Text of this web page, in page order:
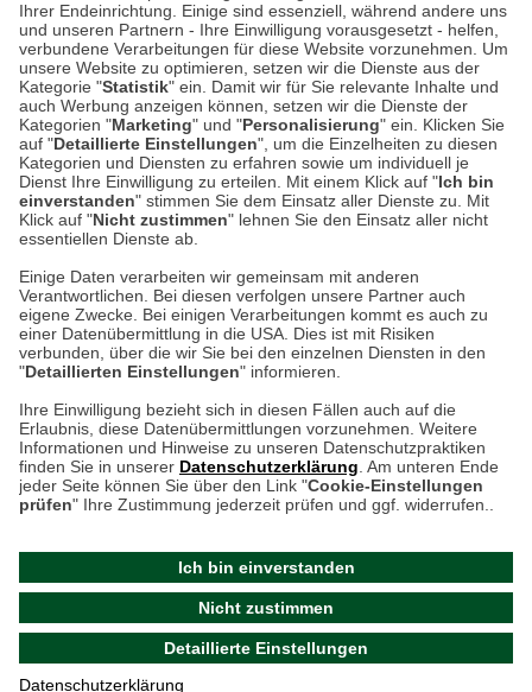
Ihrer Endeinrichtung. Einige sind essenziell, während andere uns
und unseren Partnern - Ihre Einwilligung vorausgesetzt - helfen,
verbundene Verarbeitungen für diese Website vorzunehmen. Um
unsere Website zu optimieren, setzen wir die Dienste aus der
Kategorie "Statistik" ein. Damit wir für Sie relevante Inhalte und
auch Werbung anzeigen können, setzen wir die Dienste der
Kategorien "Marketing" und "Personalisierung" ein. Klicken Sie
auf "Detaillierte Einstellungen", um die Einzelheiten zu diesen
Kategorien und Diensten zu erfahren sowie um individuell je
Dienst Ihre Einwilligung zu erteilen. Mit einem Klick auf "Ich bin
einverstanden" stimmen Sie dem Einsatz aller Dienste zu. Mit
Klick auf "Nicht zustimmen" lehnen Sie den Einsatz aller nicht
essentiellen Dienste ab.
Einige Daten verarbeiten wir gemeinsam mit anderen
Verantwortlichen. Bei diesen verfolgen unsere Partner auch
eigene Zwecke. Bei einigen Verarbeitungen kommt es auch zu
einer Datenübermittlung in die USA. Dies ist mit Risiken
verbunden, über die wir Sie bei den einzelnen Diensten in den
"Detaillierten Einstellungen" informieren.
Ihre Einwilligung bezieht sich in diesen Fällen auch auf die
Erlaubnis, diese Datenübermittlungen vorzunehmen. Weitere
Informationen und Hinweise zu unseren Datenschutzpraktiken
finden Sie in unserer Datenschutzerklärung . Am unteren Ende
jeder Seite können Sie über den Link "Cookie-Einstellungen
prüfen" Ihre Zustimmung jederzeit prüfen und ggf. widerrufen..
Ich bin einverstanden
Nicht zustimmen
Detaillierte Einstellungen
Datenschutzerklärung
Auf dem Steinbüchel 6
53340 Meckenheim
Montag bis Samstag 9:00 Uhr bis 18:00 Uhr
weitere Information
Hier finden Sie uns im Netz
Kontakt
Umwelt und Entsorgung
Zur Echtheit von Bewertungen
Hinweisgeber-Schutzgesetz
Barrierefreiheit unserer Website
Aktuelle Cookie-Einstellungen prüfen
am 09.08.2026 um 16:47
2024 THE BRITISH SHOP
Versandhandel GmbH & Co. KG
Cookie-Einstellungen in Ihrem Browser
ACHTUNG!
Ihr Browser speichert aktuell keine Cookies!
Leider können Sie in diesem Fall unseren Online-Shop
Bitte stellen Sie sicher, dass Ihr Browser unsere funktionalen
Cookies für die Dauer Ihres Besuchs auf unserer Website
akzeptiert. Unabhängig davon können Sie entscheiden,
welche zustimmungspflichtigen Cookies wir setzen dürfen.